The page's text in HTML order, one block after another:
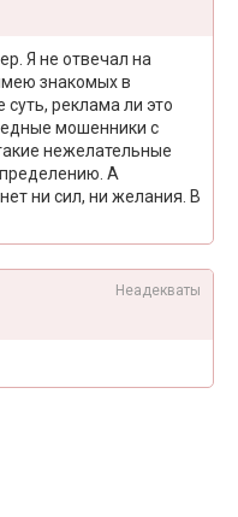
Я не отвечал на
знакомых в
суть, реклама ли это
мошенники с
нежелательные
А
ни сил, ни желания. В
Неадекваты